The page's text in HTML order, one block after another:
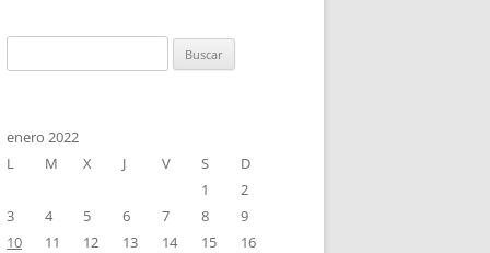
enero 2022
L
M X J V S
D
1
2
3
4 5 6 7 8
9
10
11 12 13 14 15
16